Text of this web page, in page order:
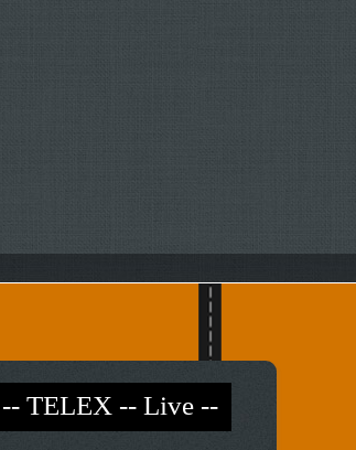
-- TELEX -- Live --
-- *)^^(* --